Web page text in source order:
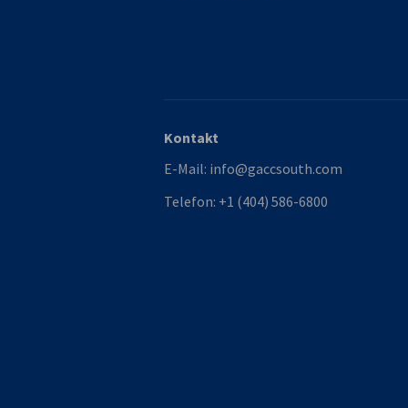
Kontakt
E-Mail: info@gaccsouth.com
Telefon: +1 (404) 586-6800